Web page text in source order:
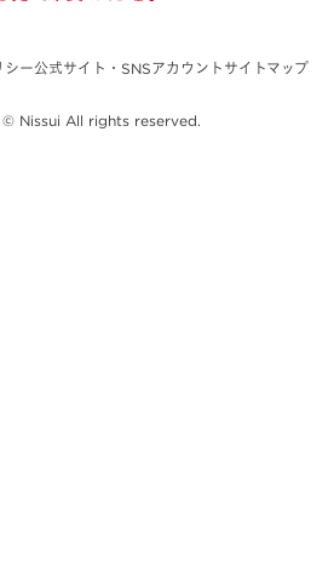
シー公式サイト・SNSアカウント サイトマップ
Nissui All rights reserved.